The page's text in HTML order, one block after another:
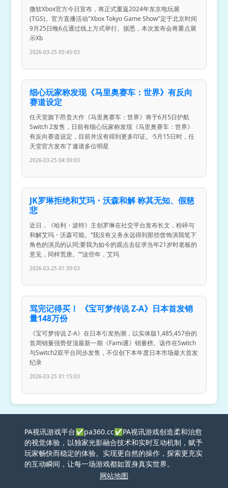
微软Xbox官方今日宣布，将正式重返2024年东京电玩展
(TGS)。官方直播活动"Xbox Tokyo Game Show"定于北京时间
9月25日晚6点通过线上方式举行。据悉，本次发布会将重点展
示Xb
2026-03-25 05:45:03
细心玩家称发现《马里奥赛车：世界》有反向
赛道设定
任天堂旗下昂贵大作《马里奥赛车：世界》将于6月5日护航
Switch 2发售，日前有细心玩家称发现《马里奥赛车：世界》
有反向赛道设定，目前并没有得到更多印证。·5月15日时，任
天堂官方发布了邀请多位明星
2026-03-25 04:30:03
JK罗琳拒绝和艾玛・沃森和解 称其无知、假慈
悲
近日，《哈利・波特》主创罗琳在社交平台发布长文，粉碎与
和解艾玛・沃森可能。“我没有义务永远得到那些曾饰演我笔下
角色的演员的认同;要我为如今的观点去征求当年21岁时老板的
意见，同样荒唐。”“这些年，艾玛
2026-03-25 01:30:03
骂完记得买！ 《宝可梦传说 Z-A》日本首发销
量148万份
《宝可梦传说 Z-A》在日本引发热潮，以实体版1,485,457份的
首周销量强势登顶最新一期《Fami通》销量榜。该作在Switch
与Switch2双平台同步发售，不仅创下本年度日本市场最大首发
纪录
2026-03-25 01:15:03
PA视讯游戏平台✅pa360.cc✅PA视讯游戏创造柔和治愈
的视觉体验，以独家光影融合技术和实时互动机制，赋予
玩家畅快而稳定的体验。实现更自然的操作，探索更充实
的互动瞬间，让每一场游戏都如置身真实世界。
网站地图